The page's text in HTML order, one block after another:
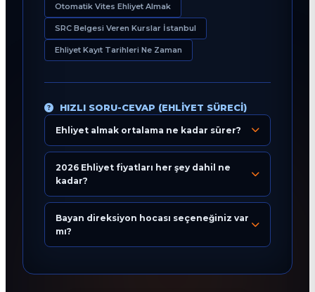
Otomatik Vites Ehliyet Almak
SRC Belgesi Veren Kurslar İstanbul
Ehliyet Kayıt Tarihleri Ne Zaman
HIZLI SORU-CEVAP (EHLIYET SÜRECI)
Ehliyet almak ortalama ne kadar sürer?
2026 Ehliyet fiyatları her şey dahil ne
kadar?
Bayan direksiyon hocası seçeneğiniz var
mı?
Eğitim Danışmanı
Bugün 02:44